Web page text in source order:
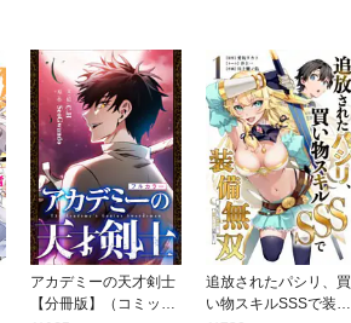
アカデミーの天才剣士
【分冊版】（コミッ
追放されたパシリ、買
い物スキルSSSで装備